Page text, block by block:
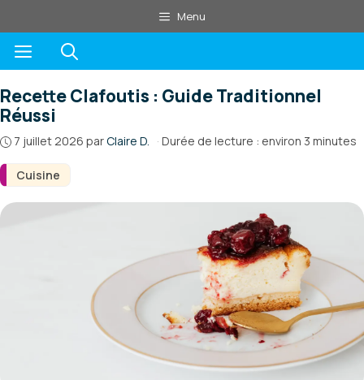
au
contenu
Menu
Menu
Cuisine
Recette Clafoutis : Guide Traditionnel
Réussi
7 juillet 2026 parClaire D. · Durée de lecture : environ 3 minutes